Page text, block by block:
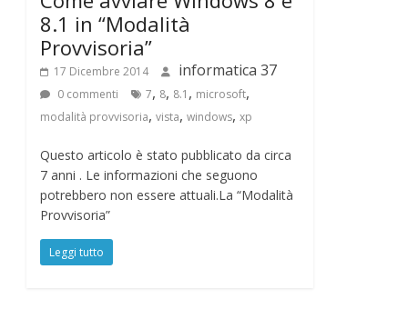
r
m
a
t
8.1 in “Modalità
Provvisoria”
17 Dicembre 2014 informatica 37
0 commenti 7, 8, 8.1 , microsoft,
modalità provvisoria,vista,windows,xp
Questo articolo è stato pubblicato da circa
7 anni . Le informazioni che seguono
potrebbero non essere attuali.La “Modalità
Provvisoria”
Leggi tutto